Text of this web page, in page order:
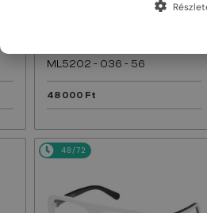
EGYFÓKUSZÚ LENCSÉVEL PLUSZ 25
ML5202 - 036 - 56
48 000 Ft
48/72